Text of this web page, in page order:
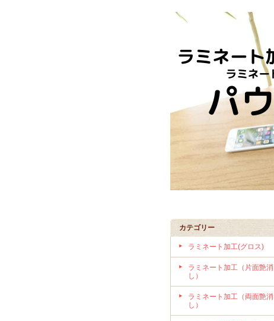
カテゴリー
ラミネート加工(グロス)
ラミネート加工（片面艶消
し）
ラミネート加工（両面艶消
し）